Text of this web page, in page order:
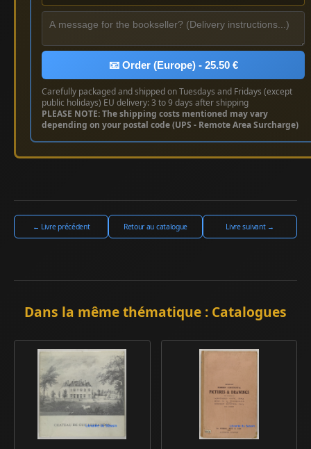
📧 Order (Europe) - 25.50 €
Carefully packaged and shipped on Tuesdays and Fridays (except
public holidays) EU delivery: 3 to 9 days after shipping
PLEASE NOTE: The shipping costs mentioned may vary
depending on your postal code (UPS - Remote Area Surcharge)
← Livre précédent Retour au catalogue Livre suivant →
Dans la même thématique : Catalogues